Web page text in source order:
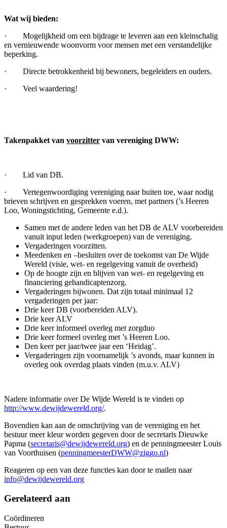
Wat wij bieden:
· Mogelijkheid om een bijdrage te leveren aan een kleinschalig
en vernieuwende woonvorm voor mensen met een verstandelijke
beperking.
· Directe betrokkenheid bij bewoners, begeleiders en ouders.
· Veel waardering!
Takenpakket van voorzitter van vereniging DWW:
· Lid van DB.
· Vertegenwoordiging vereniging naar buiten toe, waar nodig
brieven schrijven en gesprekken voeren, met partners (’s Heeren
Loo, Woningstichting, Gemeente e.d.).
Samen met de andere leden van het DB de ALV voorbereiden
vanuit input leden (werkgroepen) van de vereniging.
Vergaderingen voorzitten.
Meedenken en –besluiten over de toekomst van De Wijde
Wereld (visie, wet- en regelgeving vanuit de overheid)
Op de hoogte zijn en blijven van wet- en regelgeving en
financiering gehandicaptenzorg.
Vergaderingen bijwonen. Dat zijn totaal minimaal 12
vergaderingen per jaar:
Drie keer DB (voorbereiden ALV).
Drie keer ALV
Drie keer informeel overleg met zorgduo
Drie keer formeel overleg met ’s Heeren Loo.
Den keer per jaar/twee jaar een ‘Heidag’.
Vergaderingen zijn voornamelijk ’s avonds, maar kunnen in
overleg ook overdag plaats vinden (m.u.v. ALV)
Nadere informatie over De Wijde Wereld is te vinden op
http://www.dewijdewereld.org/.
Bovendien kan aan de omschrijving van de vereniging en het
bestuur meer kleur worden gegeven door de secretaris Dieuwke
Papma (secretaris@dewijdewereld.org) en de penningmeester Louis
van Voorthuisen (penningmeesterDWW@ziggo.nl)
Reageren op een van deze functies kan door te mailen naar
info@dewijdewereld.org
Gerelateerd aan
Coördineren